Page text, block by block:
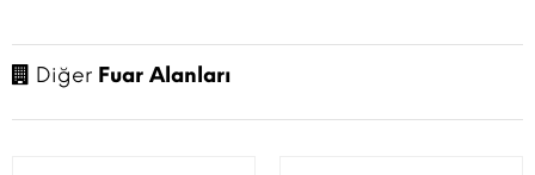
Diğer Fuar Alanları